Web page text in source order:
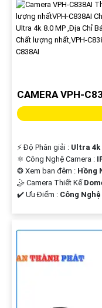
CAMERA VPH-
️⚡ Độ Phân giải : Ultra 4k
⚛️ Công Nghệ Camera :
❂ Xem ban đêm : Hồng
🤹 Camera Thiết Kế
️✔️ Ưu Điểm : Công Nghệ